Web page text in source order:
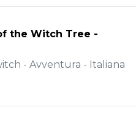
the Witch Tree -
- Avventura - Italiana